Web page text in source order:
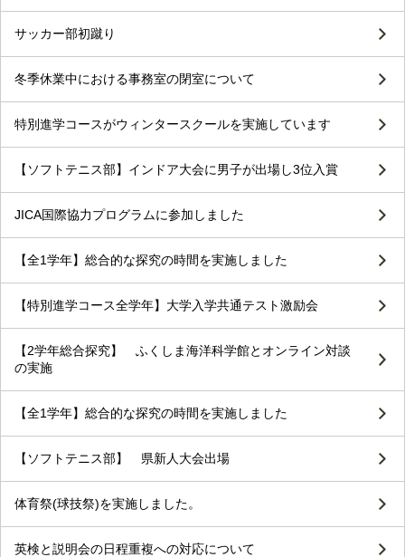
サッカー部初蹴り
冬季休業中における事務室の閉室について
特別進学コースがウィンタースクールを実施しています
【ソフトテニス部】インドア大会に男子が出場し3位入賞
JICA国際協力プログラムに参加しました
【全1学年】総合的な探究の時間を実施しました
【特別進学コース全学年】大学入学共通テスト激励会
【2学年総合探究】 ふくしま海洋科学館とオンライン対談
の実施
【全1学年】総合的な探究の時間を実施しました
【ソフトテニス部】 県新人大会出場
体育祭(球技祭)を実施しました。
英検と説明会の日程重複への対応について